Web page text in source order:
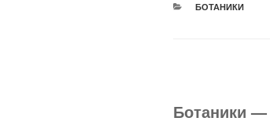
РУБРИКИ
БОТАНИКИ
Ботаники —